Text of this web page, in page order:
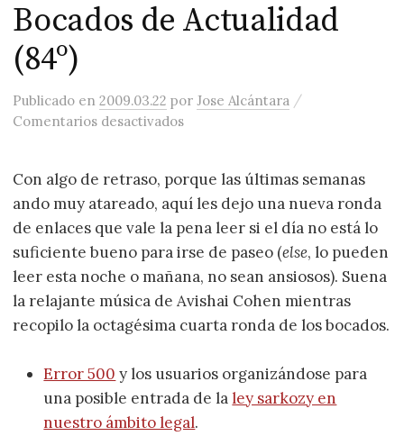
Bocados de Actualidad
(84º)
Publicado en2009.03.22 porJose Alcántara /
Comentarios desactivadosen Bocados de Actualidad (84º)
Con algo de retraso, porque las últimas semanas
ando muy atareado, aquí les dejo una nueva ronda
de enlaces que vale la pena leer si el día no está lo
suficiente bueno para irse de paseo (else, lo pueden
leer esta noche o mañana, no sean ansiosos). Suena
la relajante música de Avishai Cohen mientras
recopilo la octagésima cuarta ronda de los bocados.
Error 500 y los usuarios organizándose para
una posible entrada de laley sarkozy en
nuestro ámbito legal.